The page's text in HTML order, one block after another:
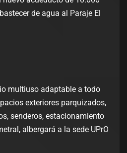
de agua al Paraje El
multiuso adaptable a todo
exteriores parquizados,
senderos, estacionamiento
albergará a la sede UPrO